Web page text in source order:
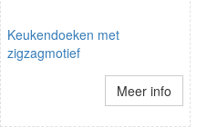
Keukendoeken met
zigzagmotief
Meer info